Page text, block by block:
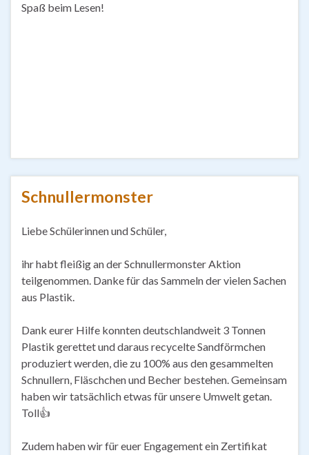
Spaß beim Lesen!
Schnullermonster
Liebe Schülerinnen und Schüler,
ihr habt fleißig an der Schnullermonster Aktion
teilgenommen. Danke für das Sammeln der vielen Sachen
aus Plastik.
Dank eurer Hilfe konnten deutschlandweit 3 Tonnen
Plastik gerettet und daraus recycelte Sandförmchen
produziert werden, die zu 100% aus den gesammelten
Schnullern, Fläschchen und Becher bestehen. Gemeinsam
haben wir tatsächlich etwas für unsere Umwelt getan.
Toll👍
Zudem haben wir für euer Engagement ein Zertifikat